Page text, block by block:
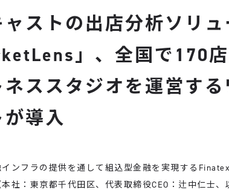
ャストの出店分析ソリュ
」、全国で170
ネススタジオを運営す
導入
ンフラの提供を通して組込型金融を実現する
社：東京都千代田区、代表取締役CEO：辻中仁士